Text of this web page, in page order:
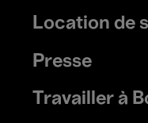
Location de
Presse
Travailler à